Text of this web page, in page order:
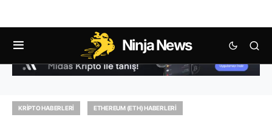
Ninja News
KRIPTO HABERLERI ETHEREUM (ETH) HABERLERI